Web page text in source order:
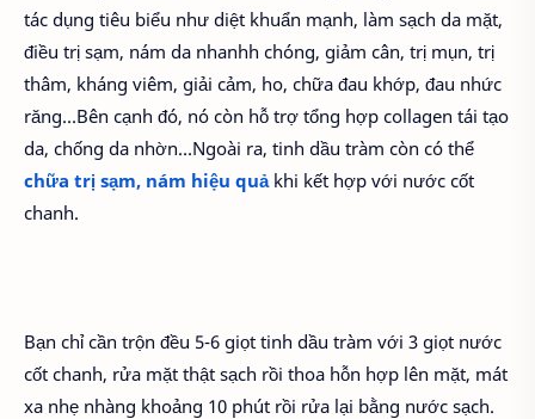
tác dụng tiêu biểu như diệt khuẩn mạnh, làm sạch da mặt,
điều trị sạm, nám da nhanhh chóng, giảm cân, trị mụn, trị
thâm, kháng viêm, giải cảm, ho, chữa đau khớp, đau nhức
răng…Bên cạnh đó, nó còn hỗ trợ tổng hợp collagen tái tạo
da, chống da nhờn…Ngoài ra, tinh dầu tràm còn có thể
chữa trị sạm, nám hiệu quảkhi kết hợp với nước cốt
chanh.
Bạn chỉ cần trộn đều 5-6 giọt tinh dầu tràm với 3 giọt nước
cốt chanh, rửa mặt thật sạch rồi thoa hỗn hợp lên mặt, mát
xa nhẹ nhàng khoảng 10 phút rồi rửa lại bằng nước sạch.